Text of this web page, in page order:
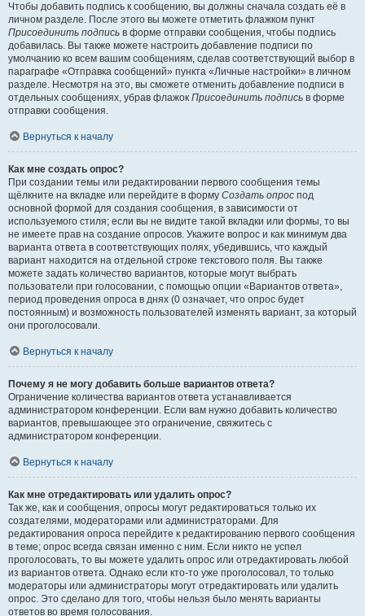
Чтобы добавить подпись к сообщению, вы должны сначала создать её в
личном разделе. После этого вы можете отметить флажком пункт
Присоединить подпись в форме отправки сообщения, чтобы подпись
добавилась. Вы также можете настроить добавление подписи по
умолчанию ко всем вашим сообщениям, сделав соответствующий выбор в
параграфе «Отправка сообщений» пункта «Личные настройки» в личном
разделе. Несмотря на это, вы сможете отменить добавление подписи в
отдельных сообщениях, убрав флажок Присоединить подпись в форме
отправки сообщения.
Вернуться к началу
Как мне создать опрос?
При создании темы или редактировании первого сообщения темы
щёлкните на вкладке или перейдите в форму Создать опрос под
основной формой для создания сообщения, в зависимости от
используемого стиля; если вы не видите такой вкладки или формы, то вы
не имеете прав на создание опросов. Укажите вопрос и как минимум два
варианта ответа в соответствующих полях, убедившись, что каждый
вариант находится на отдельной строке текстового поля. Вы также
можете задать количество вариантов, которые могут выбрать
пользователи при голосовании, с помощью опции «Вариантов ответа»,
период проведения опроса в днях (0 означает, что опрос будет
постоянным) и возможность пользователей изменять вариант, за который
они проголосовали.
Вернуться к началу
Почему я не могу добавить больше вариантов ответа?
Ограничение количества вариантов ответа устанавливается
администратором конференции. Если вам нужно добавить количество
вариантов, превышающее это ограничение, свяжитесь с
администратором конференции.
Вернуться к началу
Как мне отредактировать или удалить опрос?
Так же, как и сообщения, опросы могут редактироваться только их
создателями, модераторами или администраторами. Для
редактирования опроса перейдите к редактированию первого сообщения
в теме; опрос всегда связан именно с ним. Если никто не успел
проголосовать, то вы можете удалить опрос или отредактировать любой
из вариантов ответа. Однако если кто-то уже проголосовал, то только
модераторы или администраторы могут отредактировать или удалить
опрос. Это сделано для того, чтобы нельзя было менять варианты
ответов во время голосования.